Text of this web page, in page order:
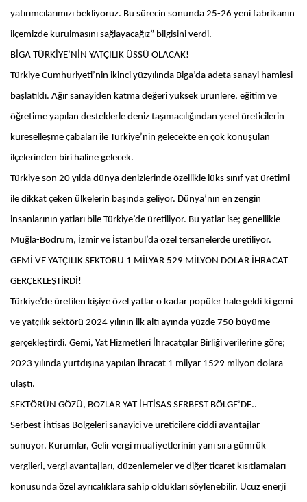
yatırımcılarımızı bekliyoruz. Bu sürecin sonunda 25-26 yeni fabrikanın
ilçemizde kurulmasını sağlayacağız” bilgisini verdi.
BİGA TÜRKİYE’NİN YATÇILIK ÜSSÜ OLACAK!
Türkiye Cumhuriyeti’nin ikinci yüzyılında Biga’da adeta sanayi hamlesi
başlatıldı. Ağır sanayiden katma değeri yüksek ürünlere, eğitim ve
öğretime yapılan desteklerle deniz taşımacılığından yerel üreticilerin
küreselleşme çabaları ile Türkiye’nin gelecekte en çok konuşulan
ilçelerinden biri haline gelecek.
Türkiye son 20 yılda dünya denizlerinde özellikle lüks sınıf yat üretimi
ile dikkat çeken ülkelerin başında geliyor. Dünya’nın en zengin
insanlarının yatları bile Türkiye’de üretiliyor. Bu yatlar ise; genellikle
Muğla-Bodrum, İzmir ve İstanbul’da özel tersanelerde üretiliyor.
GEMİ VE YATÇILIK SEKTÖRÜ 1 MİLYAR 529 MİLYON DOLAR İHRACAT
GERÇEKLEŞTİRDİ!
Türkiye’de üretilen kişiye özel yatlar o kadar popüler hale geldi ki gemi
ve yatçılık sektörü 2024 yılının ilk altı ayında yüzde 750 büyüme
gerçekleştirdi. Gemi, Yat Hizmetleri İhracatçılar Birliği verilerine göre;
2023 yılında yurtdışına yapılan ihracat 1 milyar 1529 milyon dolara
ulaştı.
SEKTÖRÜN GÖZÜ, BOZLAR YAT İHTİSAS SERBEST BÖLGE’DE..
Serbest İhtisas Bölgeleri sanayici ve üreticilere ciddi avantajlar
sunuyor. Kurumlar, Gelir vergi muafiyetlerinin yanı sıra gümrük
vergileri, vergi avantajları, düzenlemeler ve diğer ticaret kısıtlamaları
konusunda özel ayrıcalıklara sahip oldukları söylenebilir. Ucuz enerji